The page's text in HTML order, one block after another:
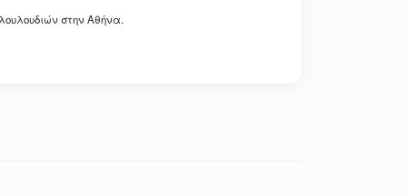
στην Αθήνα.